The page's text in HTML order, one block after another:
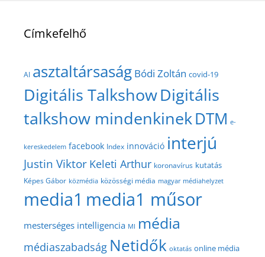
Címkefelhő
AI asztaltársaság Bódi Zoltán covid-19
Digitális TalkshowDigitális
talkshow mindenkinekDTM e-
kereskedelem facebook Index innováció interjú
Justin Viktor Keleti Arthur koronavírus kutatás
Képes Gábor közmédia közösségi média magyar médiahelyzet
media1 media1 műsor
mesterséges intelligencia MI média
médiaszabadság Netidők oktatás online média